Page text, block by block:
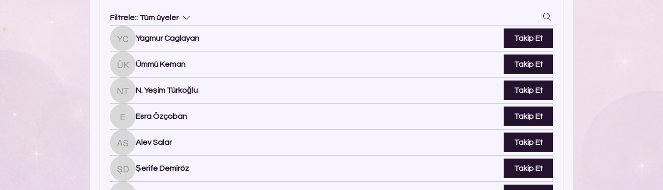
Filtrele:: Tüm üyeler
Yagmur Caglayan
Yagmur Caglayan Takip Et
Ümmü Keman
Ümmü Keman Takip Et
N. Yeşim Türkoğlu
N. Yeşim Türkoğlu Takip Et
Esra Özçoban
Esra Özçoban Takip Et
Alev Salar
Alev Salar Takip Et
Şerife Demiröz
Şerife Demiröz Takip Et